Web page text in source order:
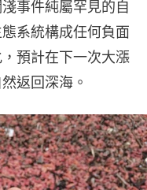
事件純屬罕見的自
系統構成任何負面
預計在下一次大漲
返回深海。